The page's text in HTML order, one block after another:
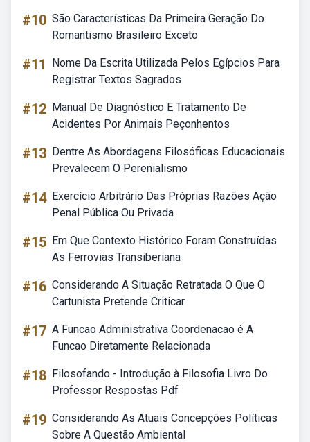
#10 São Características Da Primeira Geração Do
Romantismo Brasileiro Exceto
#11
Nome Da Escrita Utilizada Pelos Egípcios Para
Registrar Textos Sagrados
#12 Manual De Diagnóstico E Tratamento De
Acidentes Por Animais Peçonhentos
#13 Dentre As Abordagens Filosóficas Educacionais
Prevalecem O Perenialismo
#14 Exercício Arbitrário Das Próprias Razões Ação
Penal Pública Ou Privada
#15 Em Que Contexto Histórico Foram Construídas
As Ferrovias Transiberiana
#16 Considerando A Situação Retratada O Que O
Cartunista Pretende Criticar
#17 A Funcao Administrativa Coordenacao é A
Funcao Diretamente Relacionada
#18 Filosofando - Introdução à Filosofia Livro Do
Professor Respostas Pdf
#19 Considerando As Atuais Concepções Políticas
Sobre A Questão Ambiental